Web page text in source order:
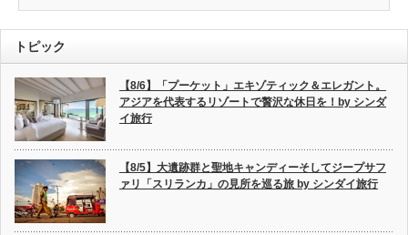
トピック
【8/6】「プーケット」エキゾティック＆エレガント。
アジアを代表するリゾートで贅沢な休日を！by シンダ
イ旅行
【8/5】大遺跡群と聖地キャンディーそしてジープサフ
ァリ「スリランカ」の見所を巡る旅 by シンダイ旅行